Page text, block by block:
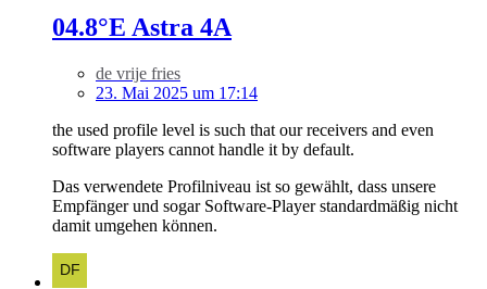
04.8°E Astra 4A
de vrije fries
23. Mai 2025 um 17:14
the used profile level is such that our receivers and even
software players cannot handle it by default.
Das verwendete Profilniveau ist so gewählt, dass unsere
Empfänger und sogar Software-Player standardmäßig nicht
damit umgehen können.